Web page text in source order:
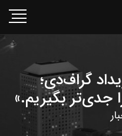
گراف‌دی؛
جدی‌تر بگیریم.»